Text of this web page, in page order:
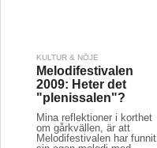
KULTUR & NÖJE
Melodifestivalen
2009: Heter det
"plenissalen"?
Mina reflektioner i korthet
om gårkvällen, är att
Melodifestivalen har funnit